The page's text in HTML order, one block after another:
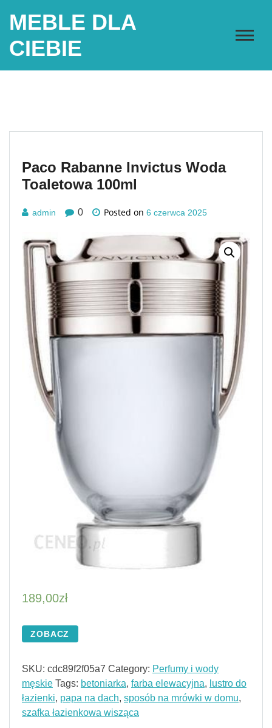
MEBLE DLA
CIEBIE
Paco Rabanne Invictus Woda
Toaletowa 100ml
admin 0 Posted on 6 czerwca 2025
189,00zł
ZOBACZ
SKU: cdc89f2f05a7 Category: Perfumy i wody
męskie Tags: betoniarka, farba elewacyjna, lustro do
łazienki, papa na dach, sposób na mrówki w domu,
szafka łazienkowa wisząca